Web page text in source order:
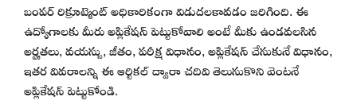
బంపర్ రిక్రూట్మెంట్ అధికారికంగా విడుదలకావడం జరిగింది. ఈ
ఉద్యోగాలకు మీరు అప్లికేషన్ పెట్టుకోవాలి అంటే మీకు ఉండవలసిన
అర్హతలు, వయస్సు, జీతం, పరీక్ష విధానం, అప్లికేషన్ చేసుకునే విధానం,
ఇతర వివరాలన్ని ఈ ఆర్టికల్ ద్వారా చదివి తెలుసుకొని వెంటనే
అప్లికేషన్ పెట్టుకోండి.